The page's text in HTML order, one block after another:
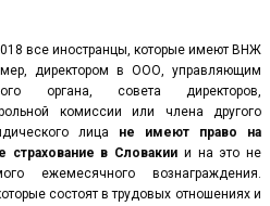
все иностранцы, которые имеют ВНЖ
директором в ООО, управляющим
органа, совета директоров,
комиссии или члена другого
лица не имеют право на
страхование в Словакии и на это не
ежемесячного вознаграждения.
состоят в трудовых отношениях и